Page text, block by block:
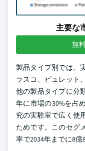
主要な
無
製品タイプ別では、
ラスコ、ビュレット
他の製品タイプに分
年に市場の30%を占
究の実験室で広く使
ためです。このセグ
率で2034年までに8億